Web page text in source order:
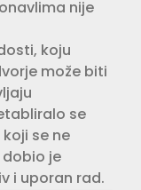
nije
koju
može biti
se
se ne
dobio je
i uporan rad.